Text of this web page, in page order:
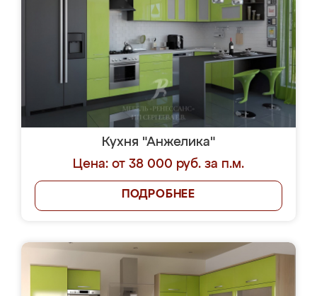
Кухня "Анжелика"
Цена: от 38 000 руб. за п.м.
ПОДРОБНЕЕ